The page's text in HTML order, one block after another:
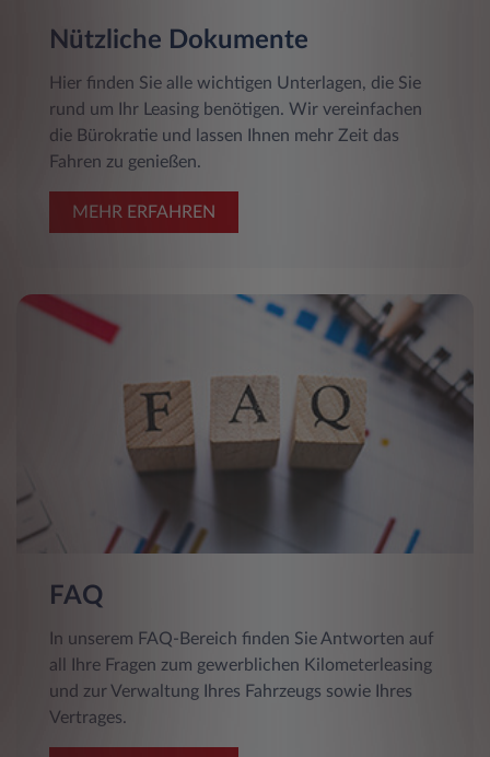
Nützliche Dokumente
Hier finden Sie alle wichtigen Unterlagen, die Sie
rund um Ihr Leasing benötigen. Wir vereinfachen
die Bürokratie und lassen Ihnen mehr Zeit das
Fahren zu genießen.
MEHR ERFAHREN
FAQ
In unserem FAQ-Bereich finden Sie Antworten auf
all Ihre Fragen zum gewerblichen Kilometerleasing
und zur Verwaltung Ihres Fahrzeugs sowie Ihres
Vertrages.